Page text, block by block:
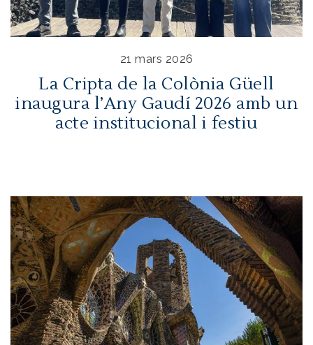
21 mars 2026
La Cripta de la Colònia Güell
inaugura l’Any Gaudí 2026 amb un
acte institucional i festiu